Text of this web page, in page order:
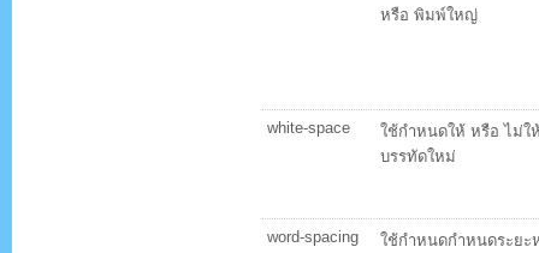
หรือ พิมพ์ใหญ่
white-space
ใช้กำหนดให้ หรือ ไม่ใ
บรรทัดใหม่
word-spacing
ใช้กำหนดกำหนดระยะ